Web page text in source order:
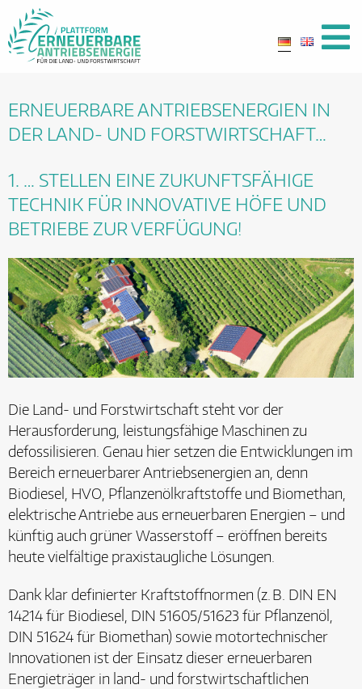
ERNEUERBARE ANTRIEBSENERGIEN IN
DER LAND- UND FORSTWIRTSCHAFT…
1. … STELLEN EINE ZUKUNFTSFÄHIGE
TECHNIK FÜR INNOVATIVE HÖFE UND
BETRIEBE ZUR VERFÜGUNG!
Die Land- und Forstwirtschaft steht vor der
Herausforderung, leistungsfähige Maschinen zu
defossilisieren. Genau hier setzen die Entwicklungen im
Bereich erneuerbarer Antriebsenergien an, denn
Biodiesel, HVO, Pflanzenölkraftstoffe und Biomethan,
elektrische Antriebe aus erneuerbaren Energien – und
künftig auch grüner Wasserstoff – eröffnen bereits
heute vielfältige praxistaugliche Lösungen.
Dank klar definierter Kraftstoffnormen (z. B. DIN EN
14214 für Biodiesel, DIN 51605/51623 für Pflanzenöl,
DIN 51624 für Biomethan) sowie motortechnischer
Innovationen ist der Einsatz dieser erneuerbaren
Energieträger in land- und forstwirtschaftlichen